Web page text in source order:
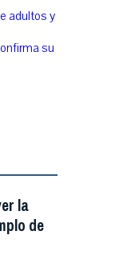
adultos y
su
la
de